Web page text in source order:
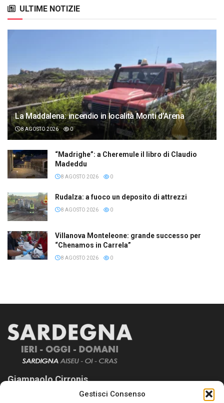
Gestisci Consenso
ULTIME NOTIZIE
La Maddalena: incendio in località Monti d’Arena
8 AGOSTO 2026 0
“Madrighe”: a Cheremule il libro di Claudio
Madeddu
8 AGOSTO 2026 0
Rudalza: a fuoco un deposito di attrezzi
8 AGOSTO 2026 0
Villanova Monteleone: grande successo per
“Chenamos in Carrela”
8 AGOSTO 2026 0
Giampaolo Cirronis
Sardegna Ieri-Oggi-Domani nasce per informare “liberamente” i